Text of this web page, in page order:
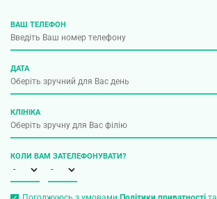
ВАШ ТЕЛЕФОН
ДАТА
КЛІНІКА
КОЛИ ВАМ ЗАТЕЛЕФОНУВАТИ?